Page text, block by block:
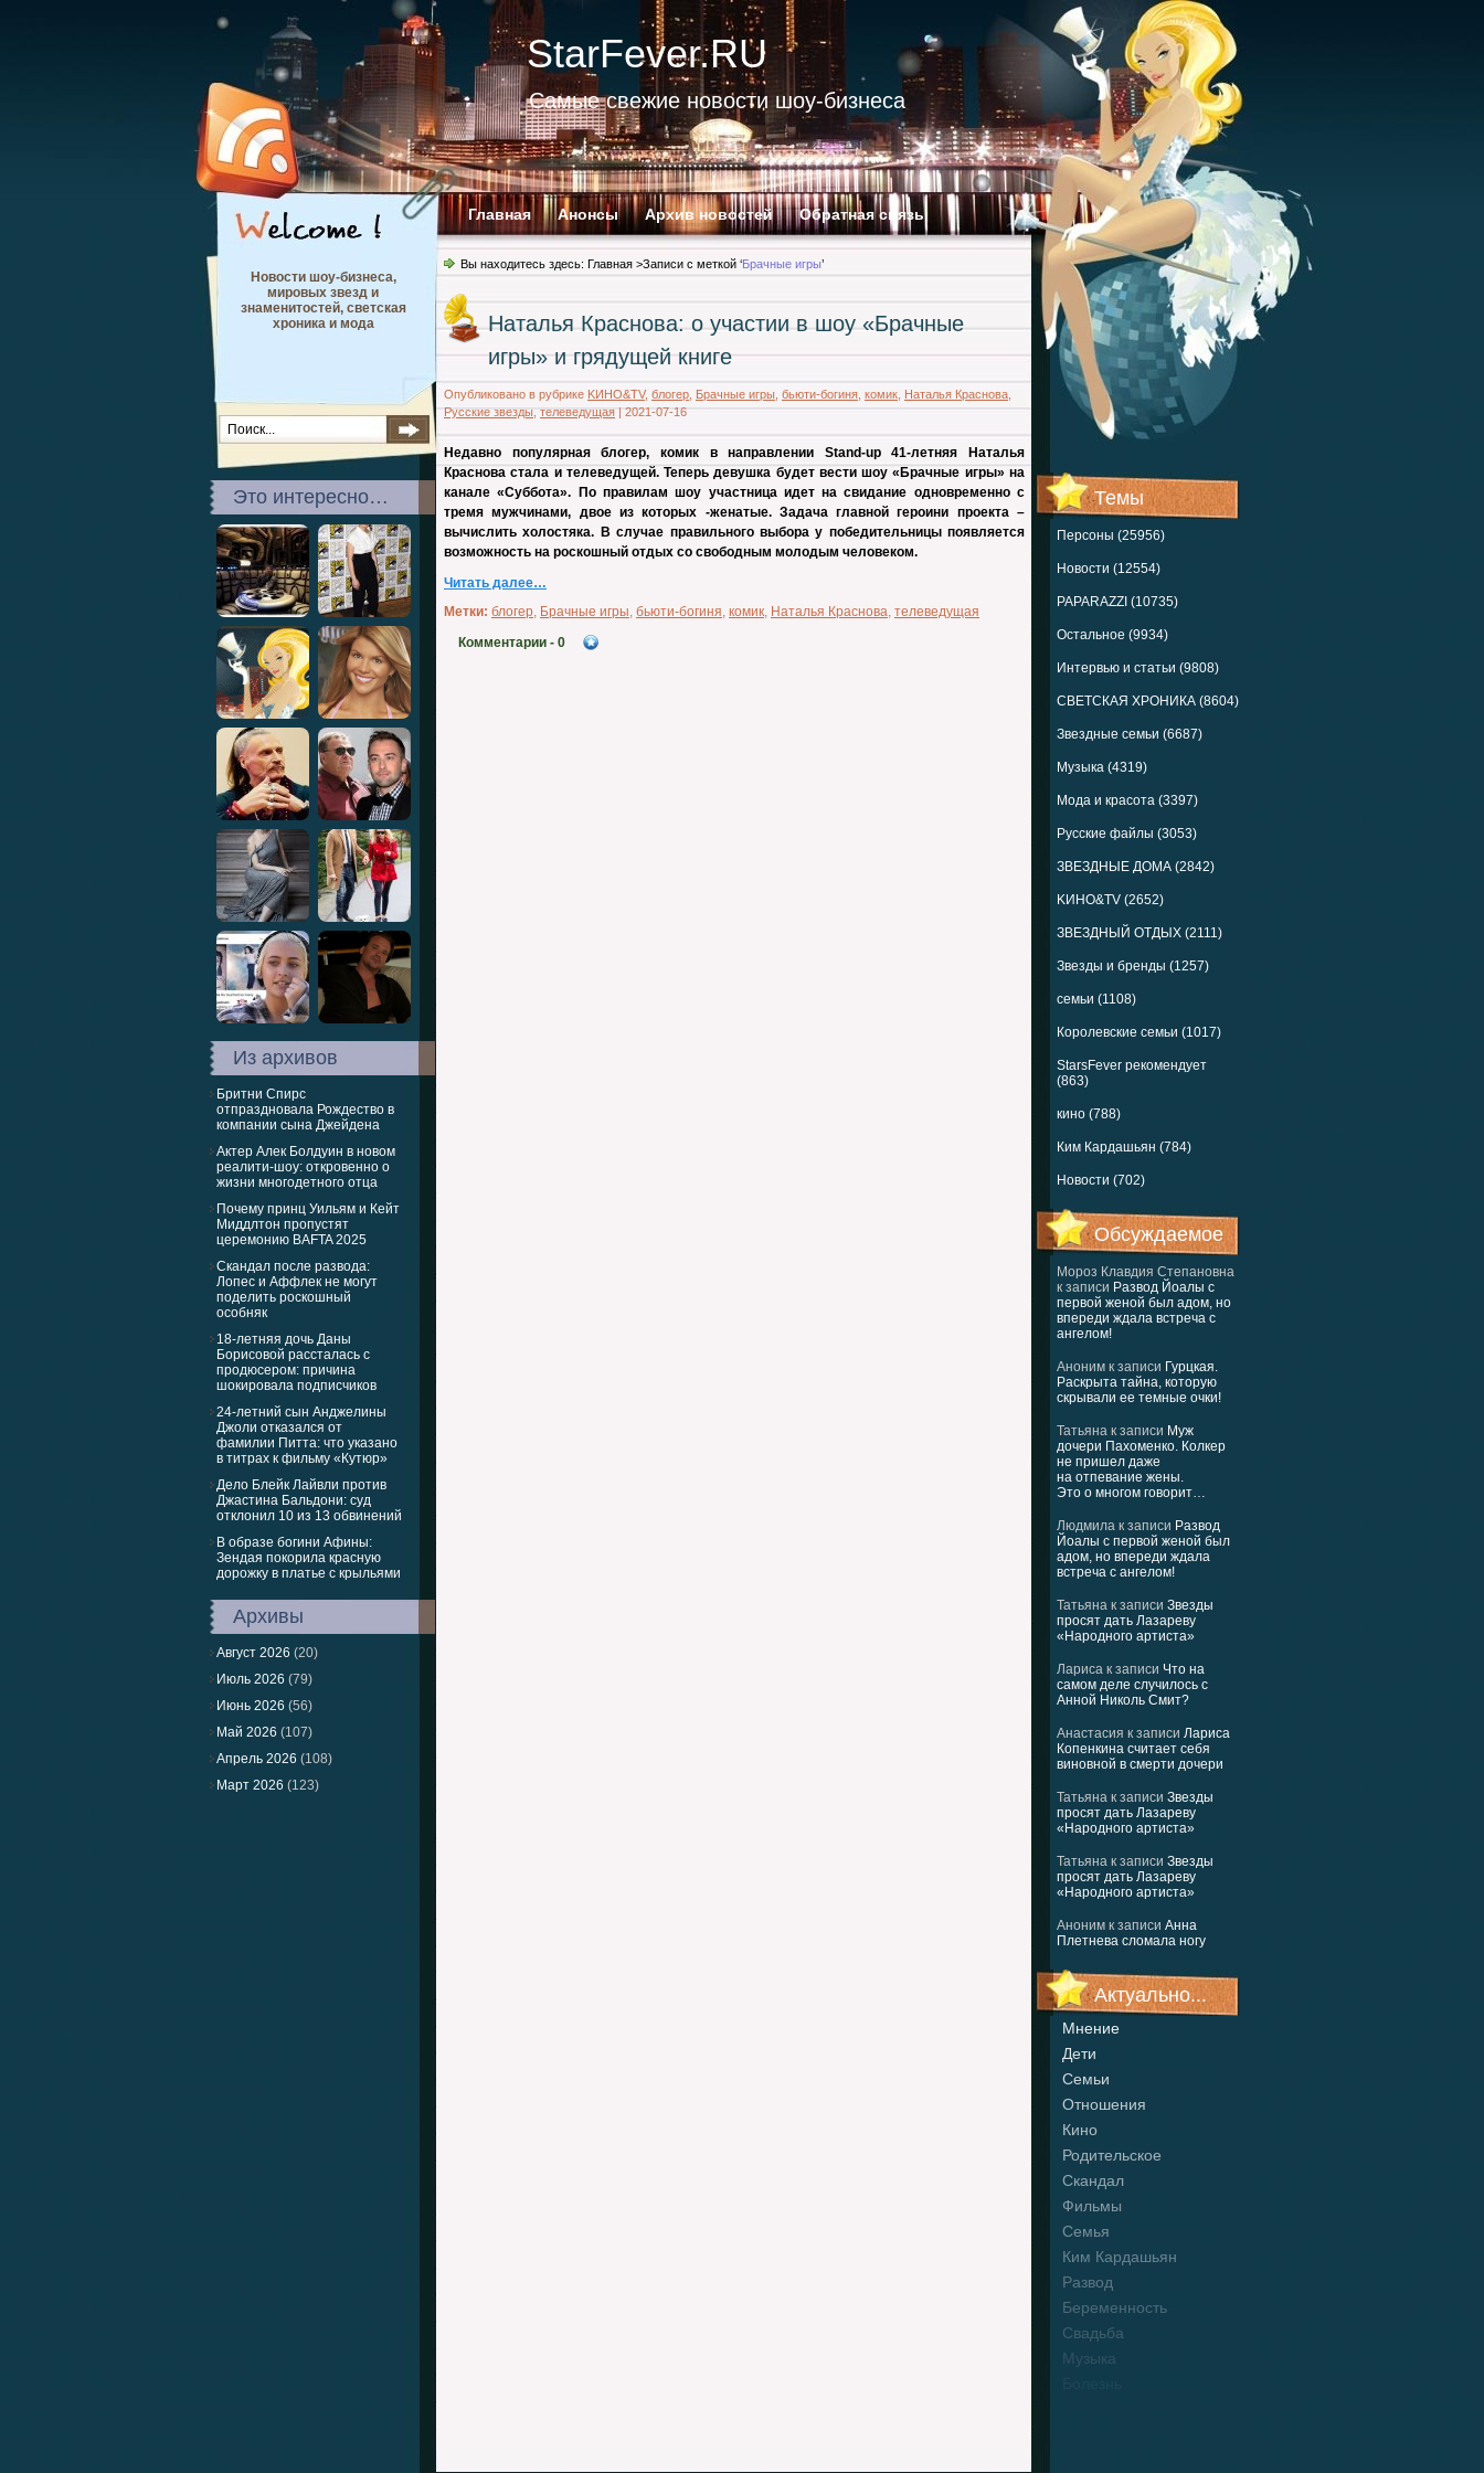
StarFever.RU
Самые свежие новости шоу-бизнеса
Главная Анонсы Архив новостей Обратная связь
Темы
Персоны (25956)
Новости (12554)
PAPARAZZI (10735)
Остальное (9934)
Интервью и статьи (9808)
СВЕТСКАЯ ХРОНИКА (8604)
Звездные семьи (6687)
Музыка (4319)
Мода и красота (3397)
Русские файлы (3053)
ЗВЕЗДНЫЕ ДОМА (2842)
KИНО&TV (2652)
ЗВЕЗДНЫЙ ОТДЫХ (2111)
Звезды и бренды (1257)
семьи (1108)
Королевские семьи (1017)
StarsFever рекомендует
(863)
кино (788)
Ким Кардашьян (784)
Новости (702)
Обсуждаемое
Мороз Клавдия Степановна
к записи Развод Йоалы с
первой женой был адом, но
впереди ждала встреча с
ангелом!
Аноним к записи Гурцкая.
Раскрыта тайна, которую
скрывали ее темные очки!
Татьяна к записи Муж
дочери Пахоменко. Колкер
не пришел даже
на отпевание жены.
Это о многом говорит…
Людмила к записи Развод
Йоалы с первой женой был
адом, но впереди ждала
встреча с ангелом!
Татьяна к записи Звезды
просят дать Лазареву
«Народного артиста»
Лариса к записи Что на
самом деле случилось с
Анной Николь Смит?
Анастасия к записи Лариса
Копенкина считает себя
виновной в смерти дочери
Татьяна к записи Звезды
просят дать Лазареву
«Народного артиста»
Татьяна к записи Звезды
просят дать Лазареву
«Народного артиста»
Аноним к записи Анна
Плетнева сломала ногу
Актуально...
Мнение
Дети
Семьи
Отношения
Кино
Родительское
Скандал
Фильмы
Семья
Ким Кардашьян
Развод
Беременность
Свадьба
Музыка
Новости шоу-бизнеса,
мировых звезд и
знаменитостей, светская
хроника и мода
Это интересно…
Из архивов
Бритни Спирс
отпраздновала Рождество в
компании сына Джейдена
Актер Алек Болдуин в новом
реалити-шоу: откровенно о
жизни многодетного отца
Почему принц Уильям и Кейт
Миддлтон пропустят
церемонию BAFTA 2025
Скандал после развода:
Лопес и Аффлек не могут
поделить роскошный
особняк
18-летняя дочь Даны
Борисовой рассталась с
продюсером: причина
шокировала подписчиков
24-летний сын Анджелины
Джоли отказался от
фамилии Питта: что указано
в титрах к фильму «Кутюр»
Дело Блейк Лайвли против
Джастина Бальдони: суд
отклонил 10 из 13 обвинений
В образе богини Афины:
Зендая покорила красную
дорожку в платье с крыльями
Архивы
Август 2026 (20)
Июль 2026 (79)
Июнь 2026 (56)
Май 2026 (107)
Апрель 2026 (108)
Март 2026 (123)
Вы находитесь здесь: Главная >Записи с меткой ‘Брачные игры’
Наталья Краснова: о участии в шоу «Брачные
игры» и грядущей книге
Опубликовано в рубрике KИНО&TV, блогер Брачные игры бьюти-богиня комик Наталья Краснова
Русские звезды телеведущая | 2021-07-16
Недавно популярная блогер, комик в направлении Stand-up 41-летняя Наталья
Краснова стала и телеведущей. Теперь девушка будет вести шоу «Брачные игры» на
канале «Суббота». По правилам шоу участница идет на свидание одновременно с
тремя мужчинами, двое из которых -женатые. Задача главной героини проекта –
вычислить холостяка. В случае правильного выбора у победительницы появляется
возможность на роскошный отдых со свободным молодым человеком.
Читать далее…
Метки: блогер, Брачные игры, бьюти-богиня, комик, Наталья Краснова, телеведущая
Комментарии - 0